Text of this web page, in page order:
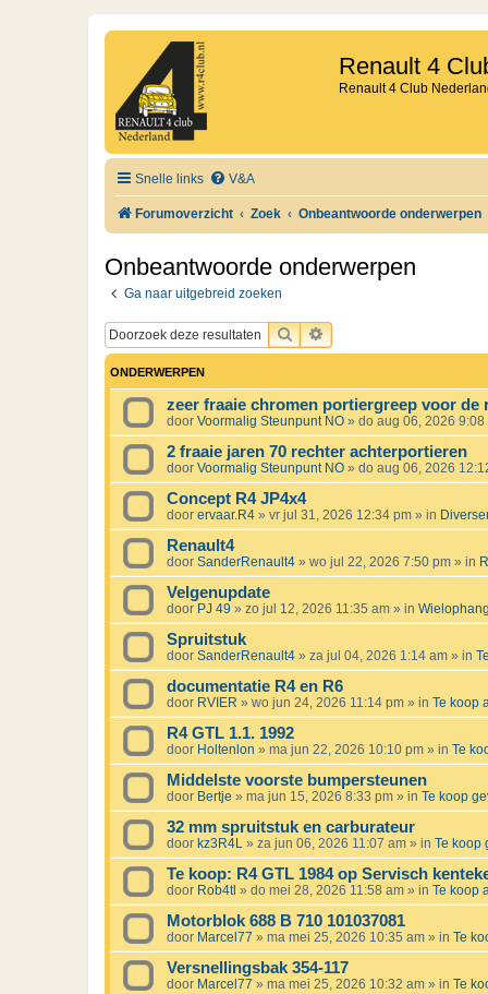
Renault 4
Renault 4 Club
Snelle links V&A
Forumoverzicht Zoek Onbeantwoorde onderwerpen
Onbeantwoorde onderwerpen
Ga naar uitgebreid zoeken
ZOEKUITGEBREID ZOEKEN
ONDERWERPEN
zeer fraaie chromen portiergreep voor de
door Voormalig Steunpunt NO » do aug 06, 2026 9:08
2 fraaie jaren 70 rechter achterportieren
door Voormalig Steunpunt NO » do aug 06, 2026
Concept R4 JP4x4
door ervaar.R4 » vr jul 31, 2026 12:34 pm » in
Renault4
door SanderRenault4 » wo jul 22, 2026 7:50 pm » in
Velgenupdate
door PJ 49 » zo jul 12, 2026 11:35 am » in
Spruitstuk
door SanderRenault4 » za jul 04, 2026 1:14 am » in
documentatie R4 en R6
door RVIER » wo jun 24, 2026 11:14 pm » in Te koop
R4 GTL 1.1. 1992
door Holtenlon » ma jun 22, 2026 10:10 pm » in Te
Middelste voorste bumpersteunen
door Bertje » ma jun 15, 2026 8:33 pm » in Te koop
32 mm spruitstuk en carburateur
door kz3R4L » za jun 06, 2026 11:07 am » in Te koop
Te koop: R4 GTL 1984 op Servisch
door Rob4tl » do mei 28, 2026 11:58 am » in Te koop
Motorblok 688 B 710 101037081
door Marcel77 » ma mei 25, 2026 10:35 am » in Te
Versnellingsbak 354-117
door Marcel77 » ma mei 25, 2026 10:32 am » in Te